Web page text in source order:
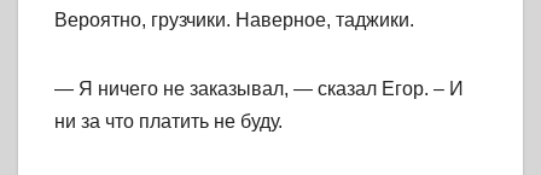
Вероятно, грузчики. Наверное, таджики.
— Я ничего не заказывал, — сказал Егор. – И
ни за что платить не буду.